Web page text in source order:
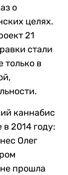
о
целях.
21
стали
только в
каннабис
2014 году:
Олег
прошла